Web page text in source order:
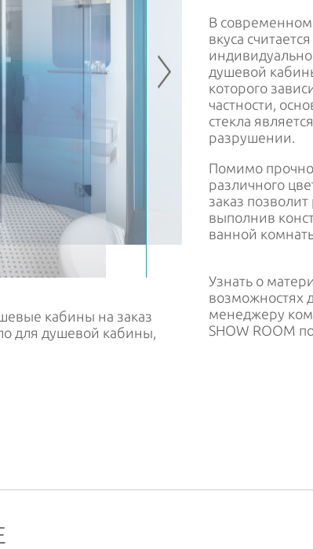
кабины на заказ
для душевой кабины,
В
вкуса
душевой
которого
частности,
стекла
разрушении.
Помимо
различного
заказ
выполнив
ванной
Узнать о
возможностях
менеджеру
SHOW ROOM